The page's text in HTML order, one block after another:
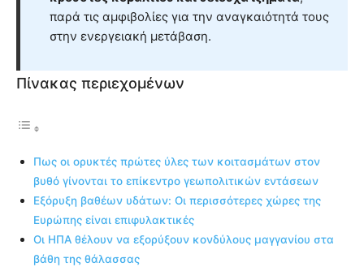
παρά τις αμφιβολίες για την αναγκαιότητά τους
στην ενεργειακή μετάβαση.
Πίνακας περιεχομένων
Πως οι ορυκτές πρώτες ύλες των κοιτασμάτων στον
βυθό γίνονται το επίκεντρο γεωπολιτικών εντάσεων
Εξόρυξη βαθέων υδάτων: Οι περισσότερες χώρες της
Ευρώπης είναι επιφυλακτικές
Οι ΗΠΑ θέλουν να εξορύξουν κονδύλους μαγγανίου στα
βάθη της θάλασσας